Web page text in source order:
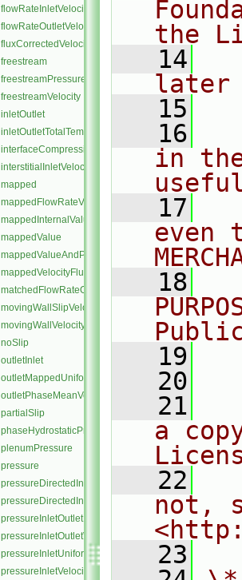
flowRateInletVelocity
flowRateOutletVelocity
fluxCorrectedVelocity
freestream
freestreamPressure
freestreamVelocity
inletOutlet
inletOutletTotalTemperature
interfaceCompression
interstitialInletVelocity
mapped
mappedFlowRateVelocity
mappedInternalValue
mappedValue
mappedValueAndPatchInternalValue
mappedVelocityFlux
matchedFlowRateOutletVelocity
movingWallSlipVelocity
movingWallVelocity
noSlip
outletInlet
outletMappedUniformInlet
outletPhaseMeanVelocity
partialSlip
phaseHydrostaticPressure
plenumPressure
pressure
pressureDirectedInletOutletVelocity
pressureDirectedInletVelocity
pressureInletOutletParSlipVelocity
pressureInletOutletVelocity
pressureInletUniformVelocity
pressureInletVelocity
the
   14
later
   15
   16
in
   17
even
   18
   19
   20
   21
a
   22
not,
   23